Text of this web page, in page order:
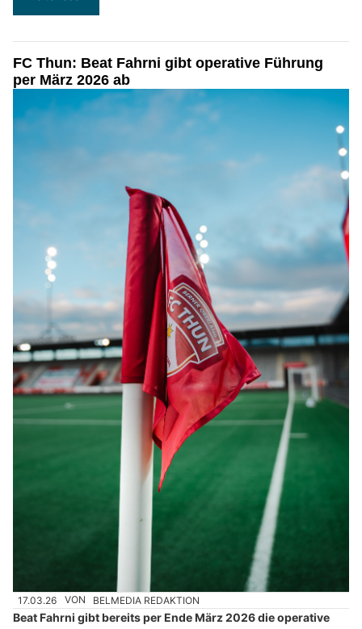
FC Thun: Beat Fahrni gibt operative Führung
per März 2026 ab
17.03.26 VON BELMEDIA REDAKTION
Beat Fahrni gibt bereits per Ende März 2026 die operative